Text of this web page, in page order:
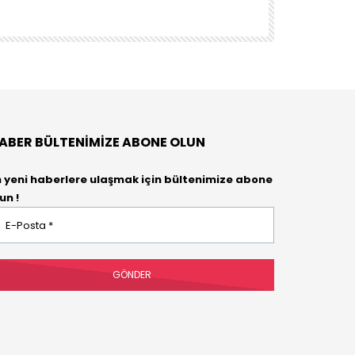
BÜLTENIMIZE ABONE OLUN
yeni haberlere ulaşmak için bültenimize abone
!